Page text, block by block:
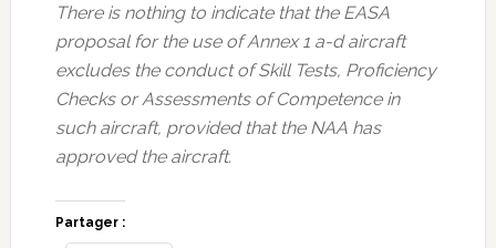
There is nothing to indicate that the EASA
proposal for the use of Annex 1 a-d aircraft
excludes the conduct of Skill Tests, Proficiency
Checks or Assessments of Competence in
such aircraft, provided that the NAA has
approved the aircraft.
Partager :